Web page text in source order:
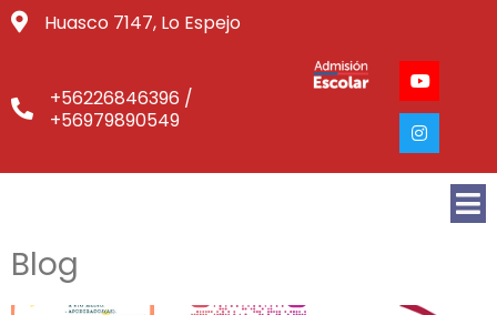
Huasco 7147, Lo Espejo
+56226846396 /
+56979890549
Blog